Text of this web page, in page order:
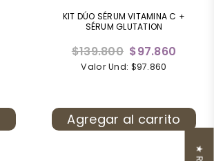
KIT DÚO SÉRUM VITAMINA C +
SÉRUM GLUTATION
Precio
habitual
$139.800 $97.860
Valor Und: $97.860
Agregar al carrito